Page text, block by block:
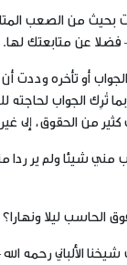
بحيث من الصعب
عن متابعتك لها.
أو تأخره وددت أن
تُرِك الجواب
من الحقوق، إلى
مني شيئا ولم ير
الحاسب ليلا
الألباني